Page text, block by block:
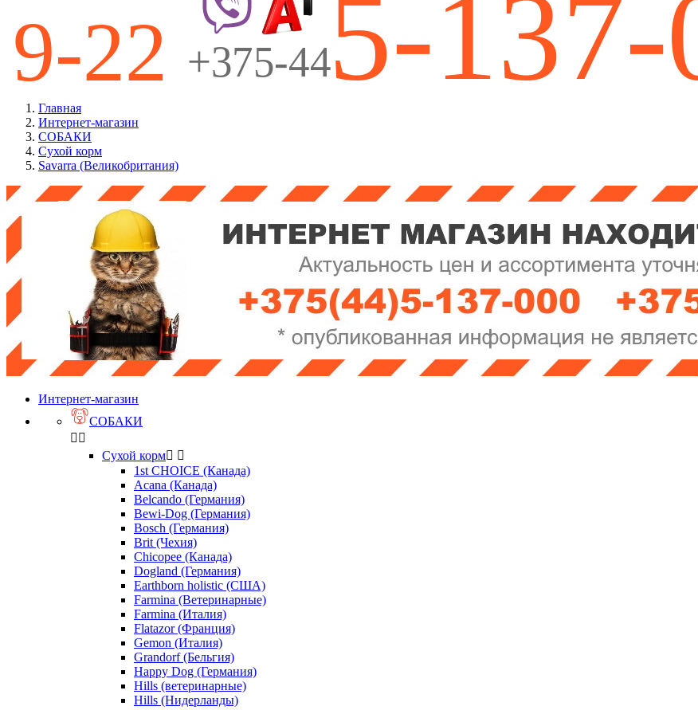
Главная
Интернет-магазин
СОБАКИ
Сухой корм
Savarra (Великобритания)
Интернет-магазин
СОБАКИ
 
Сухой корм 
1st CHOICE (Канада)
Acana (Канада)
Belcando (Германия)
Bewi-Dog (Германия)
Bosch (Германия)
Brit (Чехия)
Chicopee (Канада)
Dogland (Германия)
Earthborn holistic (США)
Farmina (Ветеринарные)
Farmina (Италия)
Flatazor (Франция)
Gemon (Италия)
Grandorf (Бельгия)
Happy Dog (Германия)
Hills (ветеринарные)
Hills (Нидерланды)